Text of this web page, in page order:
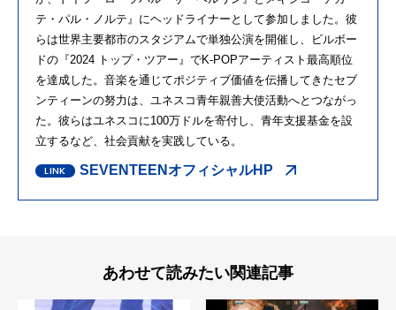
テ・パル・ノルテ』にヘッドライナーとして参加しました。彼
らは世界主要都市のスタジアムで単独公演を開催し、ビルボー
ドの『2024 トップ・ツアー』でK-POPアーティスト最高順位
を達成した。音楽を通じてポジティブ価値を伝播してきたセブ
ンティーンの努力は、ユネスコ青年親善大使活動へとつながっ
た。彼らはユネスコに100万ドルを寄付し、青年支援基金を設
立するなど、社会貢献を実践している。
SEVENTEENオフィシャルHP
あわせて読みたい関連記事